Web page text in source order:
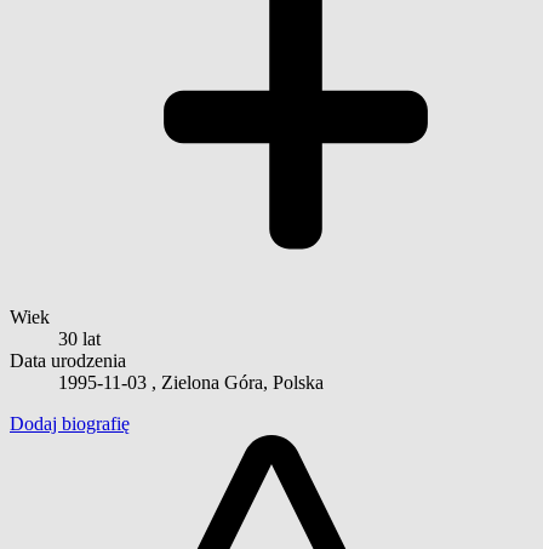
Wiek
30 lat
Data urodzenia
1995-11-03 , Zielona Góra, Polska
Dodaj biografię